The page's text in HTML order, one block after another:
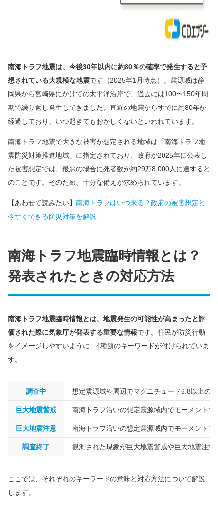
南海トラフ地震は、今後30年以内に約80％の確率で発生すると予
想されている大規模な地震です（2025年1月時点）。震源域は静
岡県から宮崎県にかけての太平洋沿岸で、過去には100〜150年周
期で繰り返し発生してきました。直近の地震からすでに約80年が
経過しており、いつ起きてもおかしくないといわれています。
南海トラフ地震で大きな被害が想定される地域は「南海トラフ地
震防災対策推進地域」に指定されており、政府が2025年に公表し
た被害想定では、最悪の場合に死者数が約29万8,000人に達すると
のことです。そのため、十分な備えが求められています。
【あわせて読みたい】 南海トラフはいつ来る？政府の被害想定と
今すぐできる防災対策を解説
南海トラフ地震臨時情報とは？
発表されたときの対応方法
南海トラフ地震臨時情報とは、地震発生の可能性が高まったと評
価された際に気象庁が発表する重要な情報です。住民が防災行動
をイメージしやすいように、4種類のキーワードが付けられていま
す。
調査中 想定震源域や周辺でマグニチュード6.8以上の
巨大地震警戒 南海トラフ沿いの想定震源域内でモーメント
巨大地震注意 南海トラフ沿いの想定震源域内でモーメント
調査終了 観測された現象が巨大地震警戒や巨大地震注
ここでは、それぞれのキーワードの意味と対応方法について解説
します。